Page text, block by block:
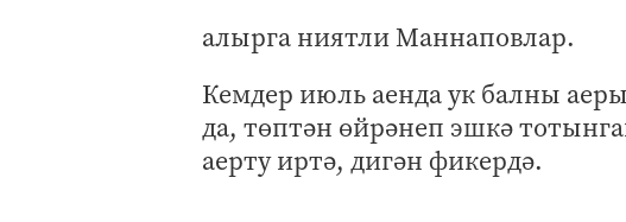
алырга ниятли Маннаповлар.
Кемдер июль аенда ук балны
да, төптән өйрәнеп эшкә
аерту иртә, дигән фикердә.